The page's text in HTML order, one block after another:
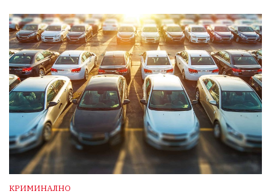
КРИМИНАЛНО